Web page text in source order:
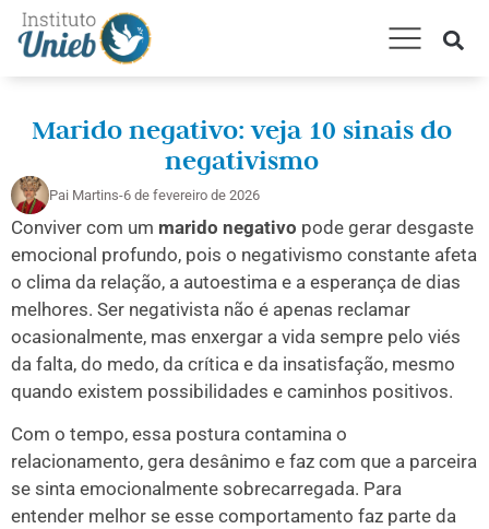
Marido negativo: veja 10 sinais do
negativismo
Pai Martins-6 de fevereiro de 2026
Conviver com um marido negativo pode gerar desgaste
emocional profundo, pois o negativismo constante afeta
o clima da relação, a autoestima e a esperança de dias
melhores. Ser negativista não é apenas reclamar
ocasionalmente, mas enxergar a vida sempre pelo viés
da falta, do medo, da crítica e da insatisfação, mesmo
quando existem possibilidades e caminhos positivos.
Com o tempo, essa postura contamina o
relacionamento, gera desânimo e faz com que a parceira
se sinta emocionalmente sobrecarregada. Para
entender melhor se esse comportamento faz parte da